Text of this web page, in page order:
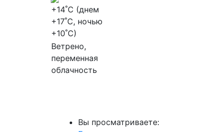
+14˚C (днем
+17˚C, ночью
+10˚C)
Ветрено,
переменная
облачность
Вы просматриваете: